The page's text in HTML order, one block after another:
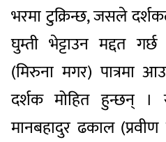
भरमा टुक्रिन्छ, जसले
घुम्ती भेट्टाउन मद्दत
(मिरुना मगर) पात्रमा
दर्शक मोहित हुन्छन् ।
मानबहादुर ढकाल